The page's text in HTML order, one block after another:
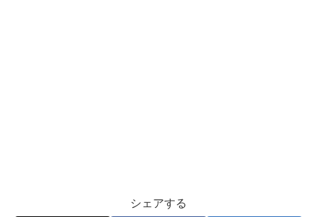
シェアする